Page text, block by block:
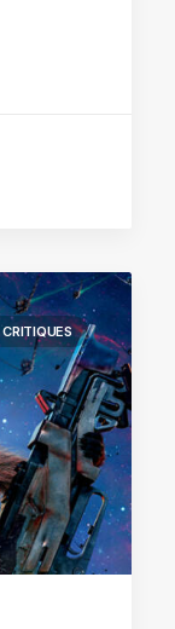
CRITIQUES